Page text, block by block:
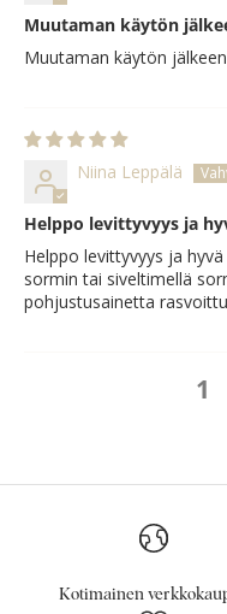
Muutaman käytön
Muutaman käytön
Niina Leppälä
Helppo levittyvyys ja
Helppo levittyvyys ja
sormin tai siveltimellä
pohjustusainetta
1
Kotimainen